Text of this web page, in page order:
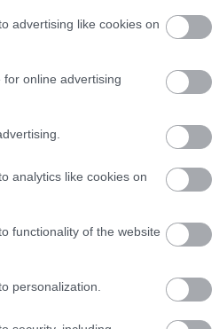
advertising like cookies on
online advertising
analytics like cookies on
functionality of the website
personalization.
után az F1-es
Nikolas
első
is
a jövőben,
nyerhet 2018-
az F1-en kívül
bábok,